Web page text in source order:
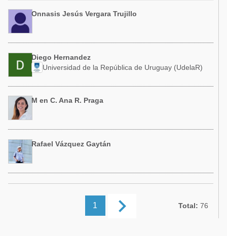
Onnasis Jesús Vergara Trujillo
Diego Hernandez
Universidad de la República de Uruguay (UdelaR)
M en C. Ana R. Praga
Rafael Vázquez Gaytán
1 keyboard_arrow_right Total: 76